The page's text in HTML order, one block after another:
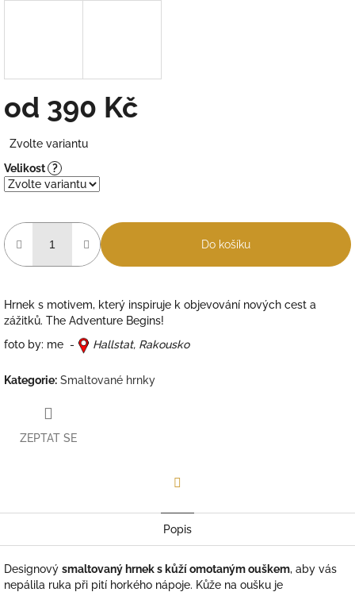
od 390 Kč
cena:
Zvolte variantu
Velikost ?
Do košíku
Hrnek s motivem, který inspiruje k objevování nových cest a
zážitků. The Adventure Begins!
foto by: me -
Hallstat, Rakousko
Kategorie: Smaltované hrnky
ZEPTAT SE
Popis
Designový smaltovaný hrnek s kůží omotaným ouškem, aby vás
nepálila ruka při pití horkého nápoje. Kůže na oušku je